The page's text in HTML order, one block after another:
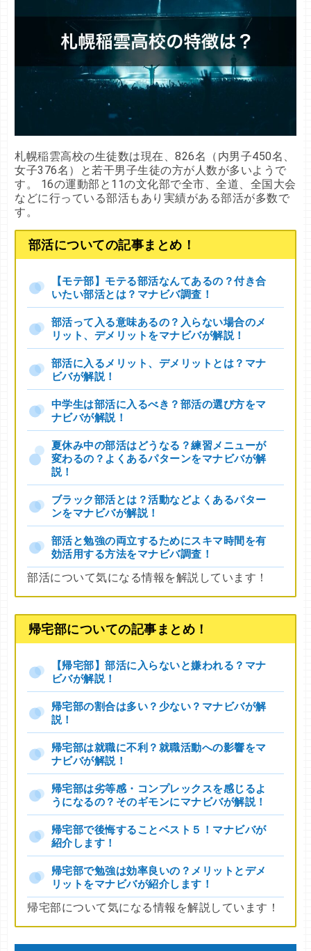
札幌稲雲高校の生徒数は現在、826名（内男子450名、
女子376名）と若干男子生徒の方が人数が多いようで
す。 16の運動部と11の文化部で全市、全道、全国大会
などに行っている部活もあり実績がある部活が多数で
す。
部活についての記事まとめ！
【モテ部】モテる部活なんてあるの？付き合
いたい部活とは？マナビバ調査！
部活って入る意味あるの？入らない場合のメ
リット、デメリットをマナビバが解説！
部活に入るメリット、デメリットとは？マナ
ビバが解説！
中学生は部活に入るべき？部活の選び方をマ
ナビバが解説！
夏休み中の部活はどうなる？練習メニューが
変わるの？よくあるパターンをマナビバが解
説！
ブラック部活とは？活動などよくあるパター
ンをマナビバが解説！
部活と勉強の両立するためにスキマ時間を有
効活用する方法をマナビバ調査！
部活について気になる情報を解説しています！
帰宅部についての記事まとめ！
【帰宅部】部活に入らないと嫌われる？マナ
ビバが解説！
帰宅部の割合は多い？少ない？マナビバが解
説！
帰宅部は就職に不利？就職活動への影響をマ
ナビバが解説！
帰宅部は劣等感・コンプレックスを感じるよ
うになるの？そのギモンにマナビバが解説！
帰宅部で後悔することベスト５！マナビバが
紹介します！
帰宅部で勉強は効率良いの？メリットとデメ
リットをマナビバが紹介します！
帰宅部について気になる情報を解説しています！